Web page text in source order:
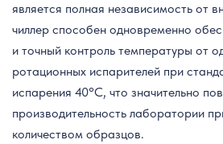
является полная независимость от
чиллер способен одновременно
и точный контроль температуры от
ротационных испарителей при
испарения 40°C, что значительно
производительность лаборатории
количеством образцов.